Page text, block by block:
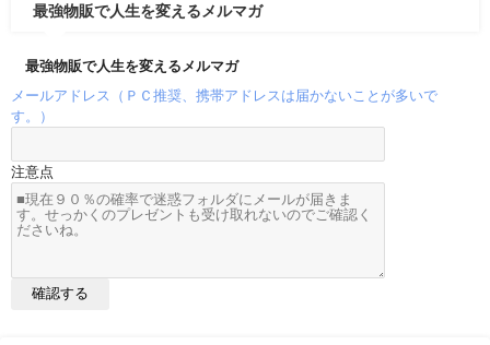
最強物販で人生を変えるメルマガ
最強物販で人生を変えるメルマガ
メールアドレス（ＰＣ推奨、携帯アドレスは届かないことが多いで
す。）
注意点